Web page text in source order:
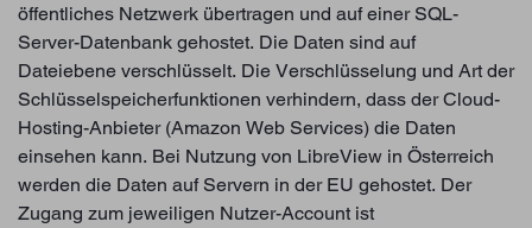
öffentliches Netzwerk übertragen und auf einer SQL-
Server-Datenbank gehostet. Die Daten sind auf
Dateiebene verschlüsselt. Die Verschlüsselung und Art der
Schlüsselspeicherfunktionen verhindern, dass der Cloud-
Hosting-Anbieter (Amazon Web Services) die Daten
einsehen kann. Bei Nutzung von LibreView in Österreich
werden die Daten auf Servern in der EU gehostet. Der
Zugang zum jeweiligen Nutzer-Account ist